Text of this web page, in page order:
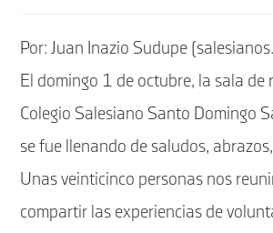
Por: Juan Inazio Sudupe
El domingo 1 de octubre, la sala de
Colegio Salesiano Santo Domingo
se fue llenando de saludos,
Unas veinticinco personas nos
compartir las experiencias de